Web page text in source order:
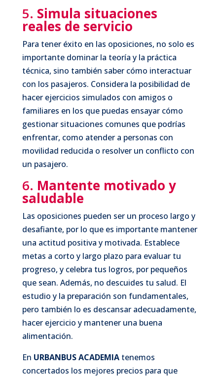
5. Simula situaciones
reales de servicio
Para tener éxito en las oposiciones, no solo es
importante dominar la teoría y la práctica
técnica, sino también saber cómo interactuar
con los pasajeros. Considera la posibilidad de
hacer ejercicios simulados con amigos o
familiares en los que puedas ensayar cómo
gestionar situaciones comunes que podrías
enfrentar, como atender a personas con
movilidad reducida o resolver un conflicto con
un pasajero.
6. Mantente motivado y
saludable
Las oposiciones pueden ser un proceso largo y
desafiante, por lo que es importante mantener
una actitud positiva y motivada. Establece
metas a corto y largo plazo para evaluar tu
progreso, y celebra tus logros, por pequeños
que sean. Además, no descuides tu salud. El
estudio y la preparación son fundamentales,
pero también lo es descansar adecuadamente,
hacer ejercicio y mantener una buena
alimentación.
En URBANBUS ACADEMIAtenemos
concertados los mejores precios para que